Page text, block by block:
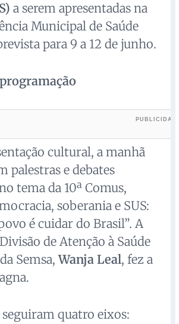
a serem apresentadas na
Municipal de Saúde
para 9 a 12 de junho.
cultural, a manhã
palestras e debates
tema da 10ª Comus,
soberania e SUS:
é cuidar do Brasil”. A
de Atenção à Saúde
Semsa,Wanja Leal, fez a
seguiram quatro eixos: